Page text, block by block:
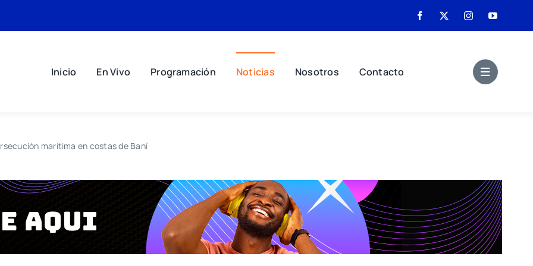
Inicio En Vivo Programación Noticias Nosotros Contacto
marítima en costas de Baní